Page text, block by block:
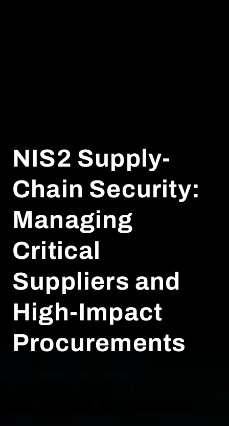
NIS2 Supply-
Chain Security:
Managing
Critical
Suppliers and
High-Impact
Procurements